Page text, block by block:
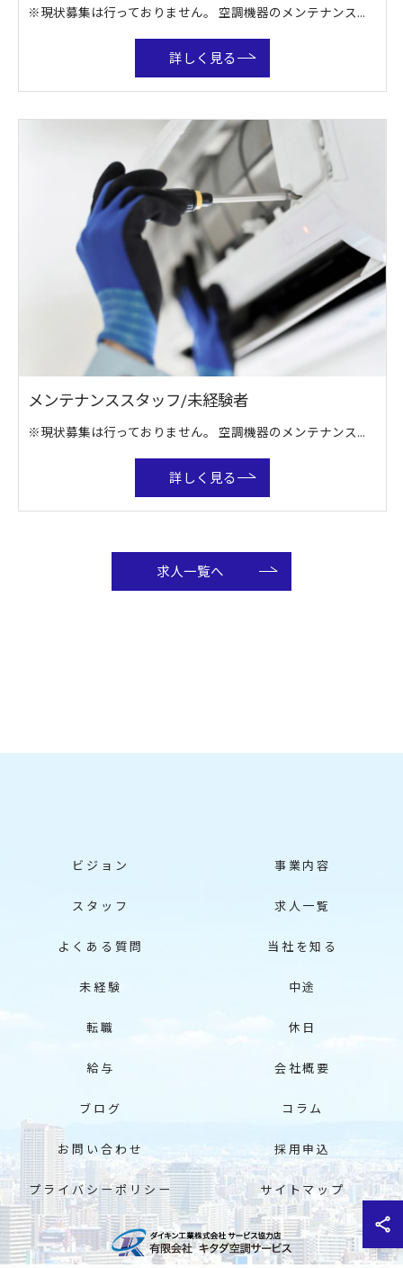
※現状募集は行っておりません。 空調機器のメンテナンス・修理
詳しく見る
メンテナンススタッフ/未経験者
※現状募集は行っておりません。 空調機器のメンテナンス・修理
詳しく見る
求人一覧へ
ビジョン 事業内容
スタッフ 求人一覧
よくある質問 当社を知る
未経験 中途
転職 休日
給与 会社概要
ブログ コラム
お問い合わせ 採用申込
プライバシーポリシー サイトマップ